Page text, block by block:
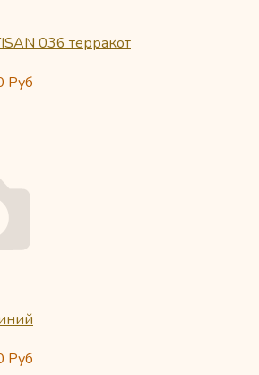
036 терракот
Руб
Руб